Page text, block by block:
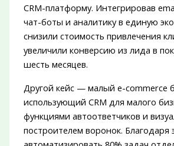
CRM-платформу. Интегрировав
чат-боты и аналитику в единую
снизили стоимость привлечения
увеличили конверсию из лида в
шесть месяцев.
Другой кейс — малый e-commerce
использующий CRM для малого
функциями автоответчиков и
построителем воронок. Благодаря